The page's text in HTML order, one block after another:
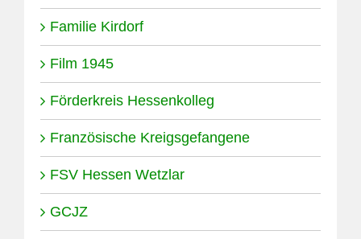
Familie Kirdorf
Film 1945
Förderkreis Hessenkolleg
Französische Kreigsgefangene
FSV Hessen Wetzlar
GCJZ